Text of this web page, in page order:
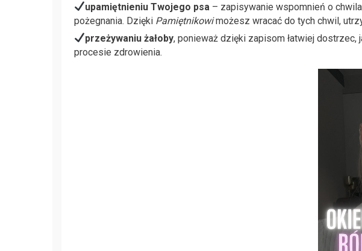
upamiętnieniu Twojego psa – zapisywanie wspomnień o
pożegnania. Dzięki Pamiętnikowimożesz wracać do tych chwil,
przeżywaniu żałoby, ponieważ dzięki zapisom łatwiej
procesie zdrowienia.